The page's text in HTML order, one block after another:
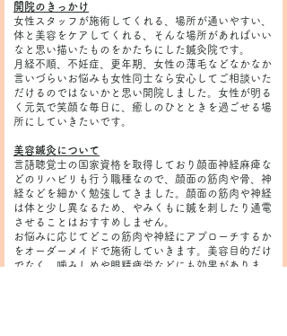
開院のきっかけ
女性スタッフが施術してくれる、場所が通いやすい、
体と美容をケアしてくれる、そんな場所があればいい
なと思い描いたものをかたちにした鍼灸院です。
月経不順、不妊症、更年期、女性の薄毛などなかなか
言いづらいお悩みも女性同士なら安心してご相談いた
だけるのではないかと思い開院しました。女性が明る
く元気で笑顔な毎日に
、癒しのひとときを過ごせる場
所にしていきたいです。
美容鍼灸について
言語聴覚士の国家資格を取得しており顔面神経麻痺な
どのリハビリも行う職種なので、顔面の筋肉や骨、神
経などを細かく勉強してきました。顔面の筋肉や神経
は体と少し異なるため、やみくもに鍼を刺したり通電
させることはおすすめしません。
お悩みに応じてどこの筋肉や神経にアプローチするか
をオーダーメイドで施術していきます。美容目的だけ
でなく、噛みしめや眼精疲労などにも効果がありま